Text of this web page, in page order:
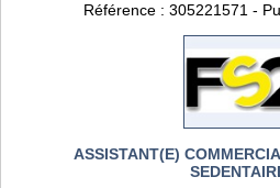
Référence : 305221571 -
ASSISTANT(E)